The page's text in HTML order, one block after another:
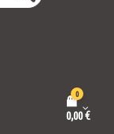
0
0,00€